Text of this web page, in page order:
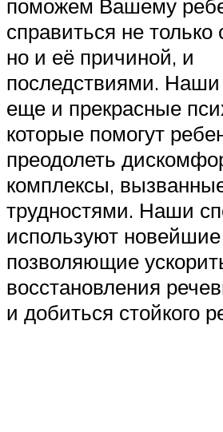
поможем Вашему
справиться не
но и её причиной, и
последствиями.
еще и прекрасные
которые помогут
преодолеть
комплексы,
трудностями. Наши
используют
позволяющие
восстановления
и добиться стойкого